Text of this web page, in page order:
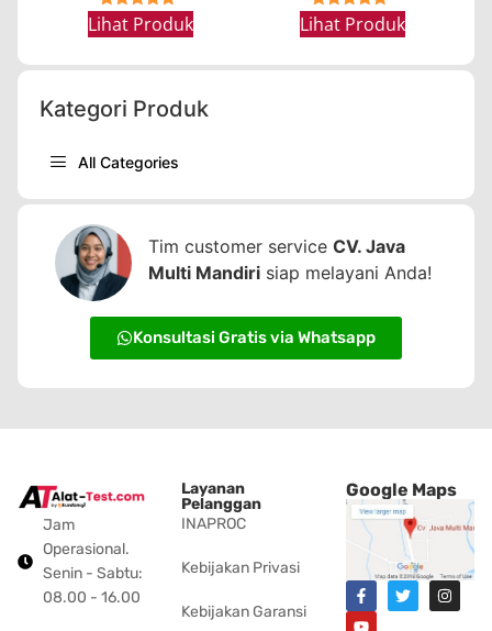
★★★★★
Lihat Produk ★★★★★
Lihat Produk
Kategori Produk
All Categories
Tim customer service CV. Java
Multi Mandiri siap melayani Anda!
Konsultasi Gratis via Whatsapp
Jam
Operasional.
Senin - Sabtu:
08.00 - 16.00
Layanan
Pelanggan
INAPROC
Kebijakan Privasi
Kebijakan Garansi
Google Maps